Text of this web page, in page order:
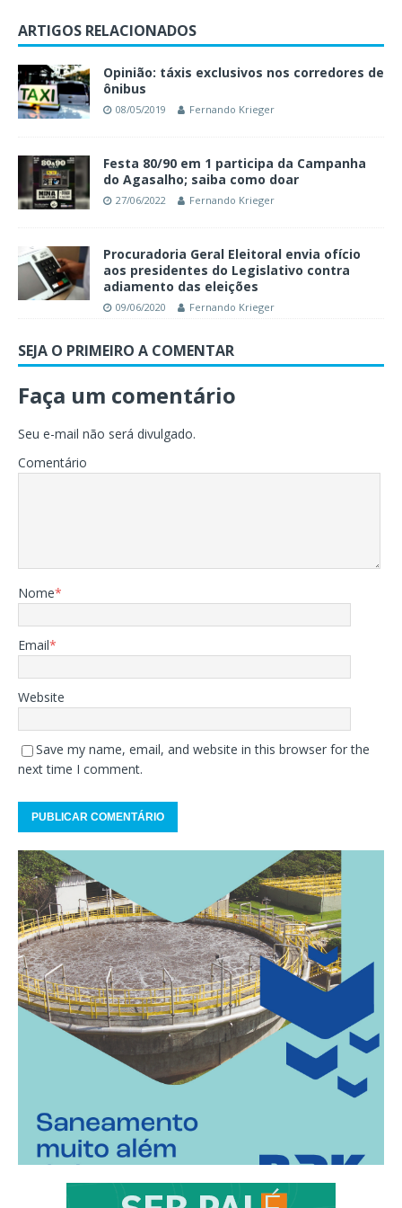
ARTIGOS RELACIONADOS
Opinião: táxis exclusivos nos corredores de
ônibus
08/05/2019 Fernando Krieger
Festa 80/90 em 1 participa da Campanha
do Agasalho; saiba como doar
27/06/2022 Fernando Krieger
Procuradoria Geral Eleitoral envia ofício
aos presidentes do Legislativo contra
adiamento das eleições
09/06/2020 Fernando Krieger
SEJA O PRIMEIRO A COMENTAR
Faça um comentário
Seu e-mail não será divulgado.
Comentário
Nome*
Email*
Website
Save my name, email, and website in this browser for the
next time I comment.